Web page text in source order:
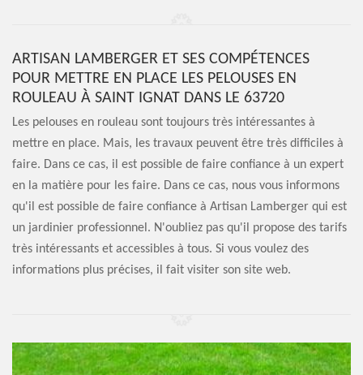
ARTISAN LAMBERGER ET SES COMPÉTENCES
POUR METTRE EN PLACE LES PELOUSES EN
ROULEAU À SAINT IGNAT DANS LE 63720
Les pelouses en rouleau sont toujours très intéressantes à
mettre en place. Mais, les travaux peuvent être très difficiles à
faire. Dans ce cas, il est possible de faire confiance à un expert
en la matière pour les faire. Dans ce cas, nous vous informons
qu'il est possible de faire confiance à Artisan Lamberger qui est
un jardinier professionnel. N'oubliez pas qu'il propose des tarifs
très intéressants et accessibles à tous. Si vous voulez des
informations plus précises, il fait visiter son site web.